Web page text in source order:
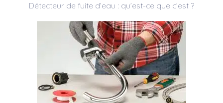
Détecteur de fuite d’eau : qu’est-ce que c’est ?